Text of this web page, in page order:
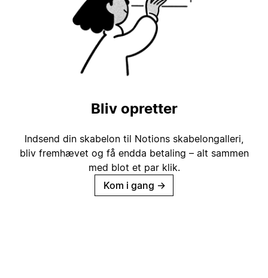
Bliv opretter
Indsend din skabelon til Notions skabelongalleri,
bliv fremhævet og få endda betaling – alt sammen
med blot et par klik.
Kom i gang →